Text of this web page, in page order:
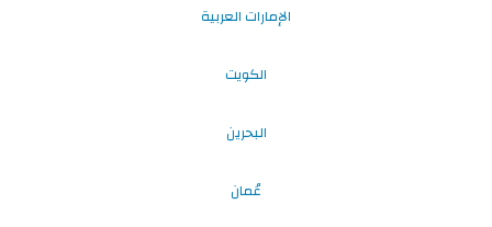
الإمارات العربية
الكويت
البحرين
عُمان